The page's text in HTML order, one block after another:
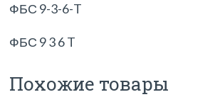
ФБС 9-3-6-T
ФБС 9 3 6 T
Похожие товары